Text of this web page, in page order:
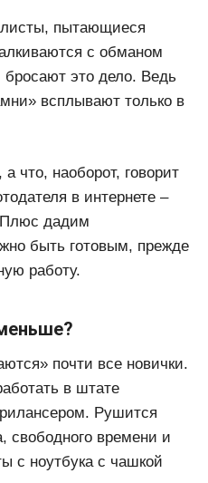
пытающиеся
с обманом
это дело. Ведь
всплывают только в
что, наоборот, говорит
в интернете –
Плюс дадим
быть готовым, прежде
работу.
почти все новички.
в штате
Рушится
свободного времени и
с ноутбука с чашкой